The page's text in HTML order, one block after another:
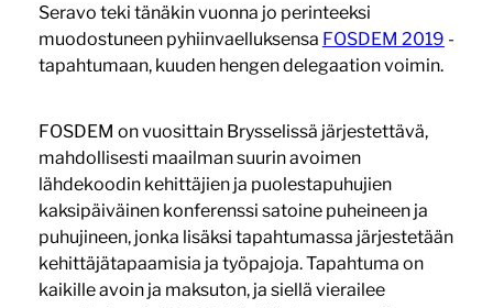
Seravo teki tänäkin vuonna jo perinteeksi
muodostuneen pyhiinvaelluksensa FOSDEM 2019 -
tapahtumaan, kuuden hengen delegaation voimin.
FOSDEM on vuosittain Brysselissä järjestettävä,
mahdollisesti maailman suurin avoimen
lähdekoodin kehittäjien ja puolestapuhujien
kaksipäiväinen konferenssi satoine puheineen ja
puhujineen, jonka lisäksi tapahtumassa järjestetään
kehittäjätapaamisia ja työpajoja. Tapahtuma on
kaikille avoin ja maksuton, ja siellä vierailee